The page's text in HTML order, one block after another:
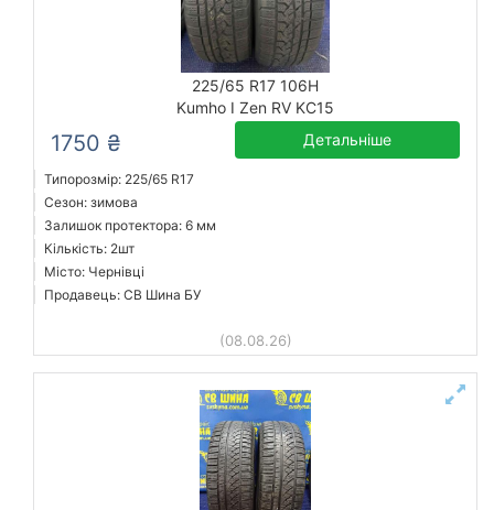
225/65 R17 106H
Kumho I Zen RV KC15
1750 ₴ Детальніше
Типорозмір: 225/65 R17
Сезон: зимова
Залишок протектора: 6 мм
Кількість: 2шт
Місто: Чернівці
Продавець: СВ Шина БУ
(08.08.26)